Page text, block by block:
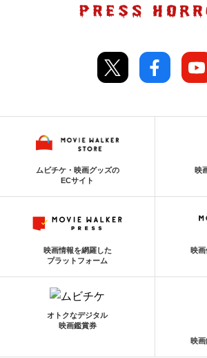
ムビチケ・映画グッズの
ECサイト
映
映画情報を網羅した
プラットフォーム
映画
オトクなデジタル
映画鑑賞券
映画